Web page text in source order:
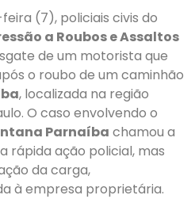
(7), policiais civis do
a Roubos e Assaltos
de um motorista que
o roubo de um caminhão
, localizada na região
O caso envolvendo o
Parnaíba chamou a
rápida ação policial, mas
da carga,
à empresa proprietária.